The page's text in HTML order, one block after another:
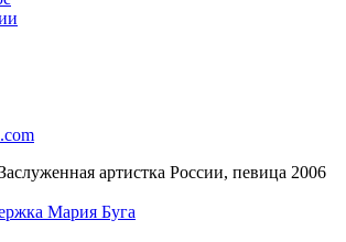
артистка России, певица 2006
Мария Буга